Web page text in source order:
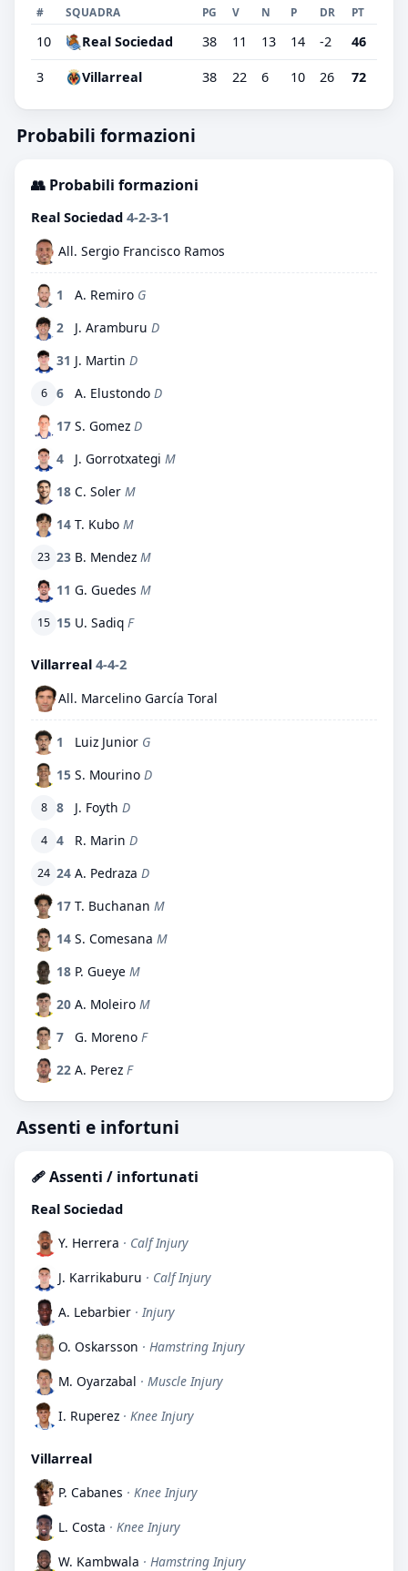
# SQUADRA PG V N P DR PT
10 Real Sociedad 38 11 13 14 -2 46
3 Villarreal 38 22 6 10 26 72
Probabili formazioni
👥 Probabili formazioni
Real Sociedad 4-2-3-1
All. Sergio Francisco Ramos
1 A. Remiro G
2
J. Aramburu D
31 J. Martin D
6 6 A. Elustondo D
17 S. Gomez D
4
J. Gorrotxategi M
18 C. Soler M
14 T. Kubo M
23 23 B. Mendez M
11 G. Guedes M
15 15 U. Sadiq F
Villarreal 4-4-2
All. Marcelino García Toral
1 Luiz Junior G
15 S. Mourino D
8 8 J. Foyth D
4 4 R. Marin D
24 24 A. Pedraza D
17 T. Buchanan M
14 S. Comesana M
18 P. Gueye M
20 A. Moleiro M
7
G. Moreno F
22 A. Perez F
Assenti e infortuni
🩹 Assenti / infortunati
Real Sociedad
Y. Herrera · Calf Injury
J. Karrikaburu · Calf Injury
A. Lebarbier · Injury
O. Oskarsson · Hamstring Injury
M. Oyarzabal · Muscle Injury
I. Ruperez · Knee Injury
Villarreal
P. Cabanes · Knee Injury
L. Costa · Knee Injury
W. Kambwala · Hamstring Injury